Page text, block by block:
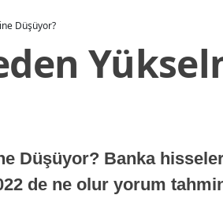
Düşüyor?
Düşüyor? Banka
de ne olur yorum